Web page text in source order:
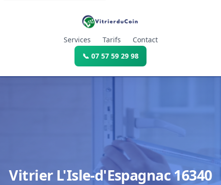
Services Tarifs
Contact
📞 07 57 59 29 98
Vitrier L'Isle-d'Espagnac 16340